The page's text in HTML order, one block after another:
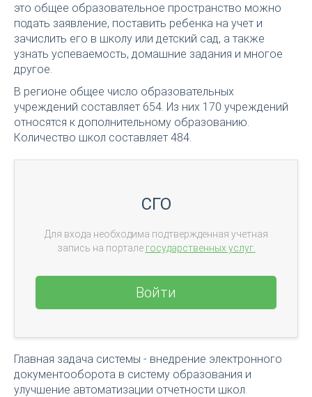
это общее образовательное пространство можно
подать заявление, поставить ребенка на учет и
зачислить его в школу или детский сад, а также
узнать успеваемость, домашние задания и многое
другое.
В регионе общее число образовательных
учреждений составляет 654. Из них 170 учреждений
относятся к дополнительному образованию.
Количество школ составляет 484.
СГО
Для входа необходима подтвержденная учетная
запись на портале государственных услуг.
Войти
Главная задача системы - внедрение электронного
документооборота в систему образования и
улучшение автоматизации отчетности школ.